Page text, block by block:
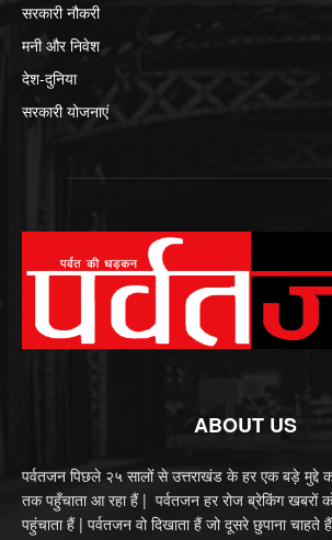
सरकारी नौकरी
मनी और निवेश
देश-दुनिया
सरकारी योजनाएं
ABOUT US
पर्वतजन पिछले २५ सालों से उत्तराखंड के हर एक बड़े मुद्दे
तक पहुँचाता आ रहा हैं | पर्वतजन हर रोज ब्रेकिंग
पहुंचाता हैं | पर्वतजन वो दिखाता हैं जो दूसरे छुपाना